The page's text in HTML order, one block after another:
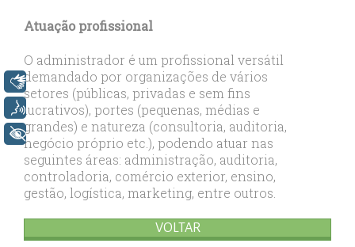
Atuação profissional
O administrador é um profissional versátil
demandado por organizações de vários
setores (públicas, privadas e sem fins
lucrativos), portes (pequenas, médias e
grandes) e natureza (consultoria, auditoria,
negócio próprio etc.), podendo atuar nas
seguintes áreas: administração, auditoria,
controladoria, comércio exterior, ensino,
gestão, logística, marketing, entre outros.
VOLTAR
Libras
Voz
+ Acessibilidade